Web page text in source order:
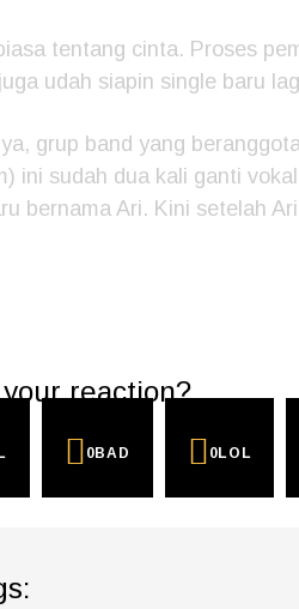
tentang cinta. Proses
udah siapin single baru
grup band yang
ini sudah dua kali ganti
bernama Ari. Kini setelah
reaction?
0BAD 0LOL